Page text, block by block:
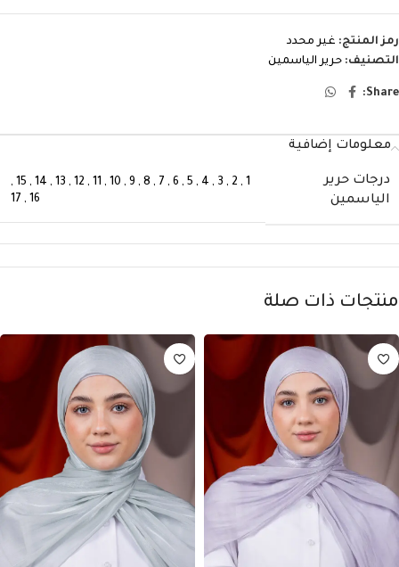
رمز المنتج: غير محدد
التصنيف: حرير الياسمين
Share:
معلومات إضافية
درجات حرير
الياسمين
1
,
2
,
3
,
4
,
5
,
6
,
7
,
8
,
9
,
10
,
11
,
12
,
13
,
14
,
15
,
16
,
17
منتجات ذات صلة